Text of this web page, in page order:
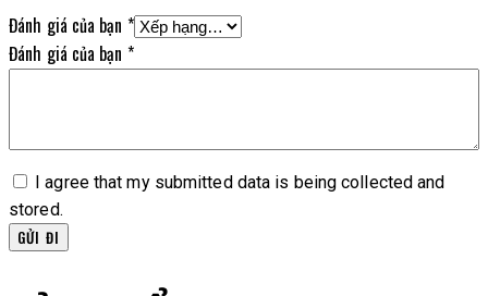
Đánh giá của bạn *
Đánh giá của bạn *
I agree that my submitted data is being collected and
stored.